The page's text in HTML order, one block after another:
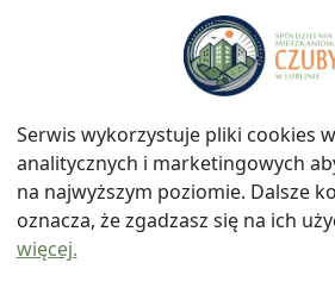
ul. Watykańska 6, 20-538
Telefon: 814641700 E-mail:
© 2026
Serwis wykorzystuje pliki cookies
analitycznych i marketingowych
na najwyższym poziomie. Dalsze
oznacza, że zgadzasz się na ich
więcej.